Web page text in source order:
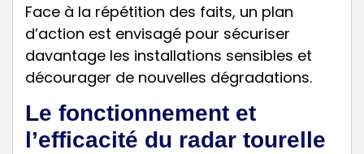
Face à la répétition des faits, un plan
d’action est envisagé pour sécuriser
davantage les installations sensibles et
décourager de nouvelles dégradations.
Le fonctionnement et
l’efficacité du radar tourelle